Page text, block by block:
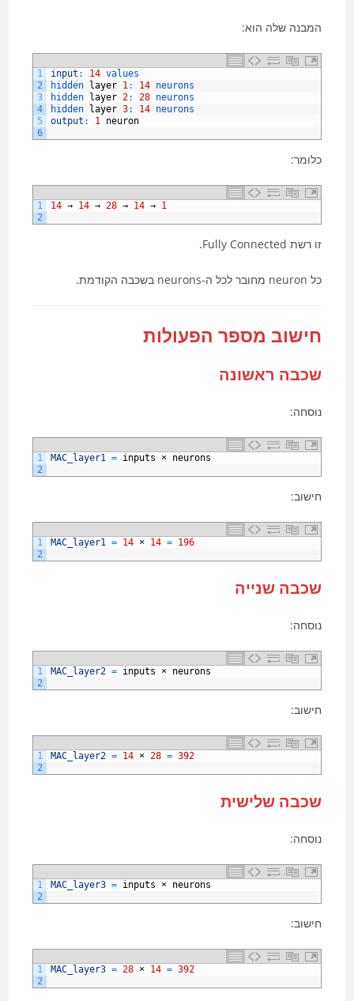
המבנה שלה הוא:
1
2
3
4
5
6
input : 14 values
hidden
layer 1: 14 neurons
hidden
layer 2: 28 neurons
hidden
layer 3: 14 neurons
output : 1 neuron
כלומר:
1
2
14 → 14 → 28 → 14 → 1
זו רשת Fully Connected.
כל neuron מחובר לכל ה-neurons בשכבה הקודמת.
חישוב מספר הפעולות
שכבה ראשונה
נוסחה:
1
2
MAC_layer1 = inputs × neurons
חישוב:
1
2
MAC_layer1 = 14 × 14 = 196
שכבה שנייה
נוסחה:
1
2
MAC_layer2 = inputs × neurons
חישוב:
1
2
MAC_layer2 = 14 × 28 = 392
שכבה שלישית
נוסחה:
1
2
MAC_layer3 = inputs × neurons
חישוב:
1
2
MAC_layer3 = 28 × 14 = 392